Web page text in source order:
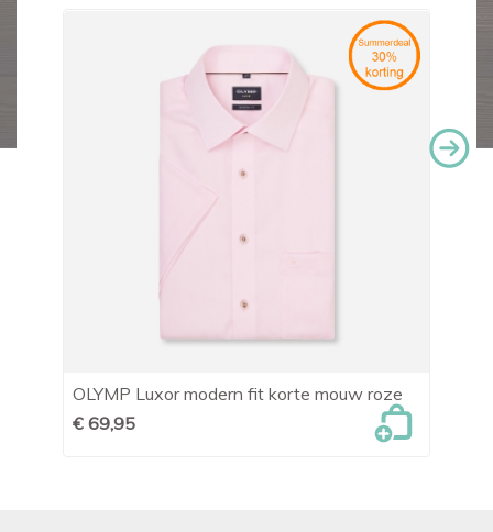
OLYMP Luxor modern fit korte mouw roze
€ 69,95